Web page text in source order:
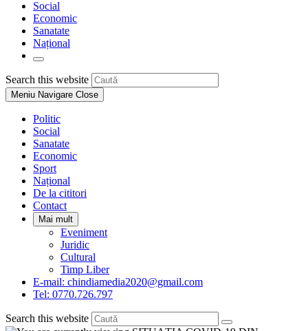
Social
Economic
Sanatate
Național
Toggle
website
search
Search this website
Escape
Meniu Navigare Close
Politic
Social
Sanatate
Economic
Sport
Național
De la cititori
Contact
Mai mult
Eveniment
Juridic
Cultural
Timp Liber
E-mail: chindiamedia2020@gmail.com
Tel: 0770.726.797
Search this website